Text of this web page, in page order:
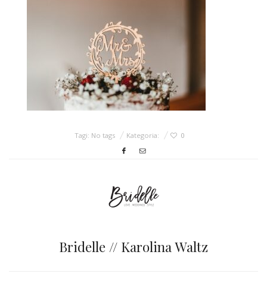
Tagi: No tags Kategoria: 0
Bridelle // Karolina Waltz